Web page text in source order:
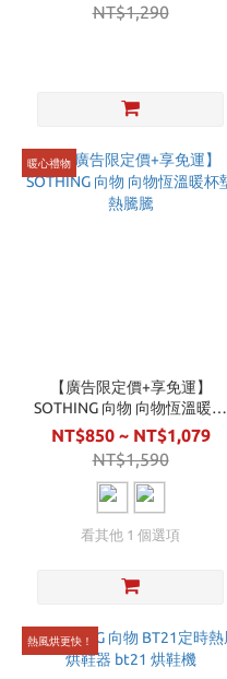
NT$1,290
暖心禮物
【廣告限定價+享免運】
SOTHING 向物 向物恆溫暖杯
墊 熱騰騰
NT$850 ~ NT$1,079
NT$1,590
看其他 1 個選項
熱風烘更快！